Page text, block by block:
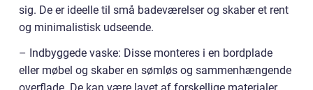
sig. De er ideelle til små badeværelser og skaber et rent
og minimalistisk udseende.
– Indbyggede vaske: Disse monteres i en bordplade
eller møbel og skaber en sømløs og sammenhængende
overflade. De kan være lavet af forskellige materialer